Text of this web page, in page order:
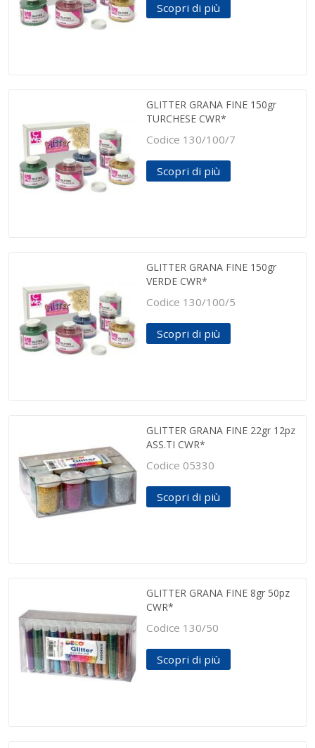
Scopri di più
GLITTER GRANA FINE 150gr
TURCHESE CWR*
Codice 130/100/7
Scopri di più
GLITTER GRANA FINE 150gr
VERDE CWR*
Codice 130/100/5
Scopri di più
GLITTER GRANA FINE 22gr 12pz
ASS.TI CWR*
Codice 05330
Scopri di più
GLITTER GRANA FINE 8gr 50pz
CWR*
Codice 130/50
Scopri di più